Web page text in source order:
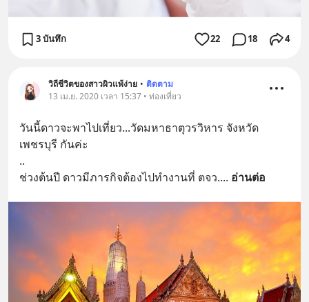
3 บันทึก 22 18 4
วิถีชีวิตของสาวผิวแพ้ง่าย • ติดตาม
13 เม.ย. 2020 เวลา 15:37 • ท่องเที่ยว
วันนี้ดาวจะพาไปเที่ยว...วัดมหาธาตุวรวิหาร จังหวัด
เพชรบุรี กันค่ะ
..
ช่วงต้นปี ดาวมีภารกิจต้องไปทำงานที่ ตจว.... อ่านต่อ